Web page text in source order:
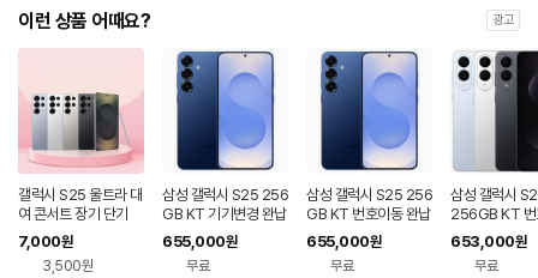
는
대
략
인
을
안
내
를
나
타
이런 상품 어때요? 광고
갤럭시 S25 울트라 대
여 콘서트 장기 단기
7,000원
3,500원
삼성 갤럭시 S25 256
GB KT 기기변경 완납
655,000원
무료
삼성 갤럭시 S25 256
GB KT 번호이동 완납
80요금제
655,000원
무료
삼성 갤럭시
256GB KT 번
완납 80요금제
653,000원
무료